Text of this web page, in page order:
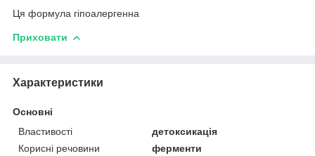
Ця формула гіпоалергенна
Приховати
Характеристики
Основні
Властивості
детоксикація
Корисні речовини
ферменти